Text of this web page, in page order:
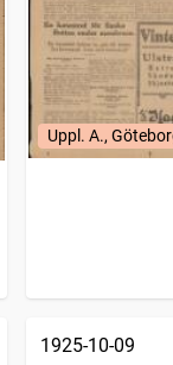
Uppl. A.,
1925-10-09